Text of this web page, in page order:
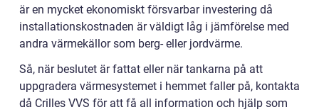
är en mycket ekonomiskt försvarbar investering då
installationskostnaden är väldigt låg i jämförelse med
andra värmekällor som berg- eller jordvärme.
Så, när beslutet är fattat eller när tankarna på att
uppgradera värmesystemet i hemmet faller på, kontakta
då Crilles VVS för att få all information och hjälp som